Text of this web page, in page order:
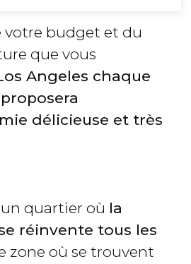
votre budget et du
que vous
Angeles chaque
délicieuse et très
quartier où la
réinvente tous les
zone où se trouvent